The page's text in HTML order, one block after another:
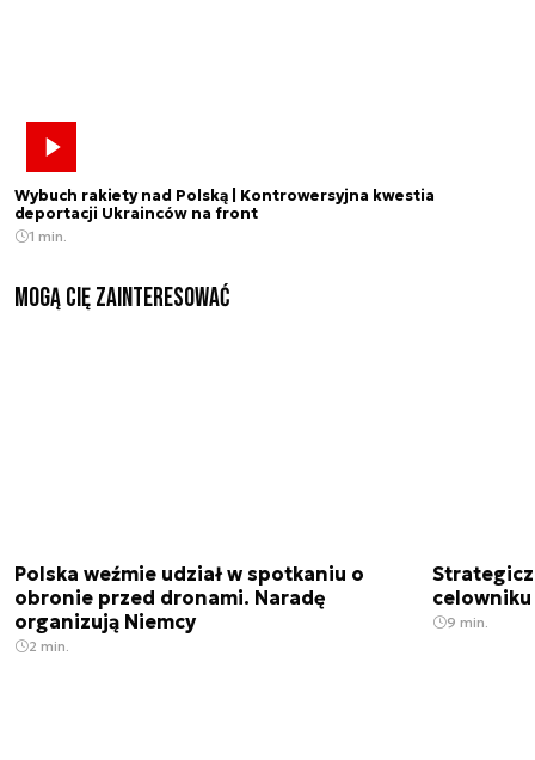
Wybuch rakiety nad Polską | Kontrowersyjna kwestia
deportacji Ukrainców na front
1 min.
Mogą Cię zainteresować
Polska weźmie udział w spotkaniu o
obronie przed dronami. Naradę
organizują Niemcy
2 min.
9 min.